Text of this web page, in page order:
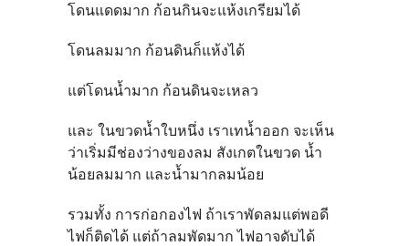
โดนแดดมาก ก้อนกินจะแห้งเกรียมได้
โดนลมมาก ก้อนดินก็แห้งได้
แต่โดนน้ำมาก ก้อนดินจะเหลว
และ ในขวดน้ำใบหนึ่ง เราเทน้ำออก จะเห็น
ว่าเริ่มมีช่องว่างของลม สังเกตในขวด น้ำ
น้อยลมมาก และน้ำมากลมน้อย
รวมทั้ง การก่อกองไฟ ถ้าเราพัดลมแต่พอดี
ไฟก็ติดได้ แต่ถ้าลมพัดมาก ไฟอาจดับได้